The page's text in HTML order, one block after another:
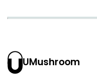
UMushroom